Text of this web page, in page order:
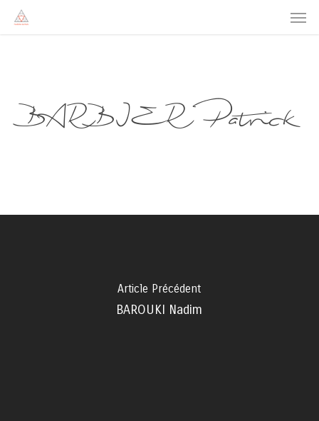
BARBIER Patrick
Article Précédent
BAROUKI Nadim